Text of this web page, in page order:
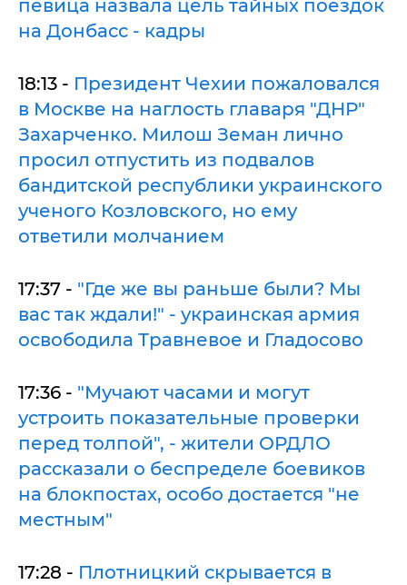
певица назвала цель тайных поездок
на Донбасс - кадры
18:13 - Президент Чехии пожаловался
в Москве на наглость главаря "ДНР"
Захарченко. Милош Земан лично
просил отпустить из подвалов
бандитской республики украинского
ученого Козловского, но ему
ответили молчанием
17:37 - "Где же вы раньше были? Мы
вас так ждали!" - украинская армия
освободила Травневое и Гладосово
17:36 - "Мучают часами и могут
устроить показательные проверки
перед толпой", - жители ОРДЛО
рассказали о беспределе боевиков
на блокпостах, особо достается "не
местным"
17:28 - Плотницкий скрывается в